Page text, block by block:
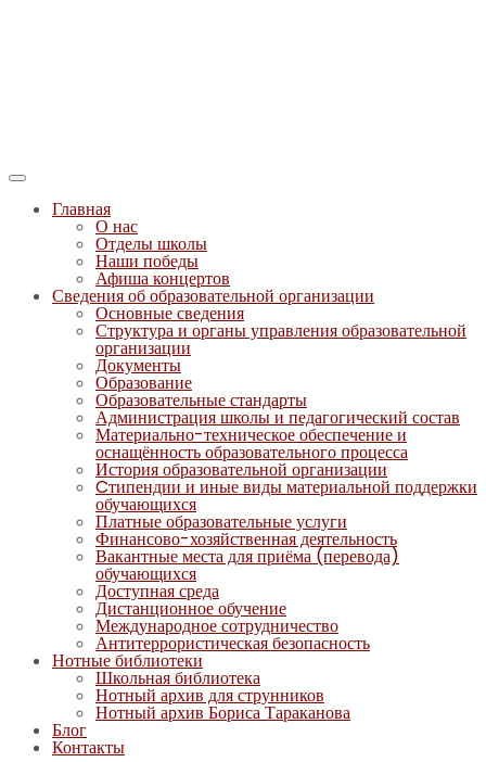
Главная
О нас
Отделы школы
Наши победы
Афиша концертов
Сведения об образовательной организации
Основные сведения
Структура и органы управления образовательной
организации
Документы
Образование
Образовательные стандарты
Администрация школы и педагогический состав
Материально-техническое обеспечение и
оснащённость образовательного процесса
История образовательной организации
Cтипендии и иные виды материальной поддержки
обучающихся
Платные образовательные услуги
Финансово-хозяйственная деятельность
Вакантные места для приёма (перевода)
обучающихся
Доступная среда
Дистанционное обучение
Международное сотрудничество
Антитеррористическая безопасность
Нотные библиотеки
Школьная библиотека
Нотный архив для струнников
Нотный архив Бориса Тараканова
Блог
Контакты